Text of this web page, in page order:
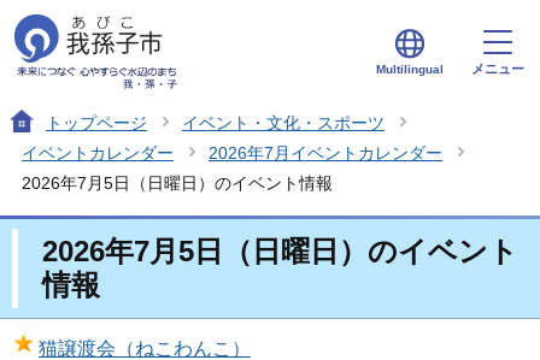
Multilingual メニュー
トップページ
イベント・文化・スポーツ
イベントカレンダー
2026年7月イベントカレンダー
2026年7月5日（日曜日）のイベント情報
2026年7月5日（日曜日）のイベント
情報
猫譲渡会（ねこわんこ）